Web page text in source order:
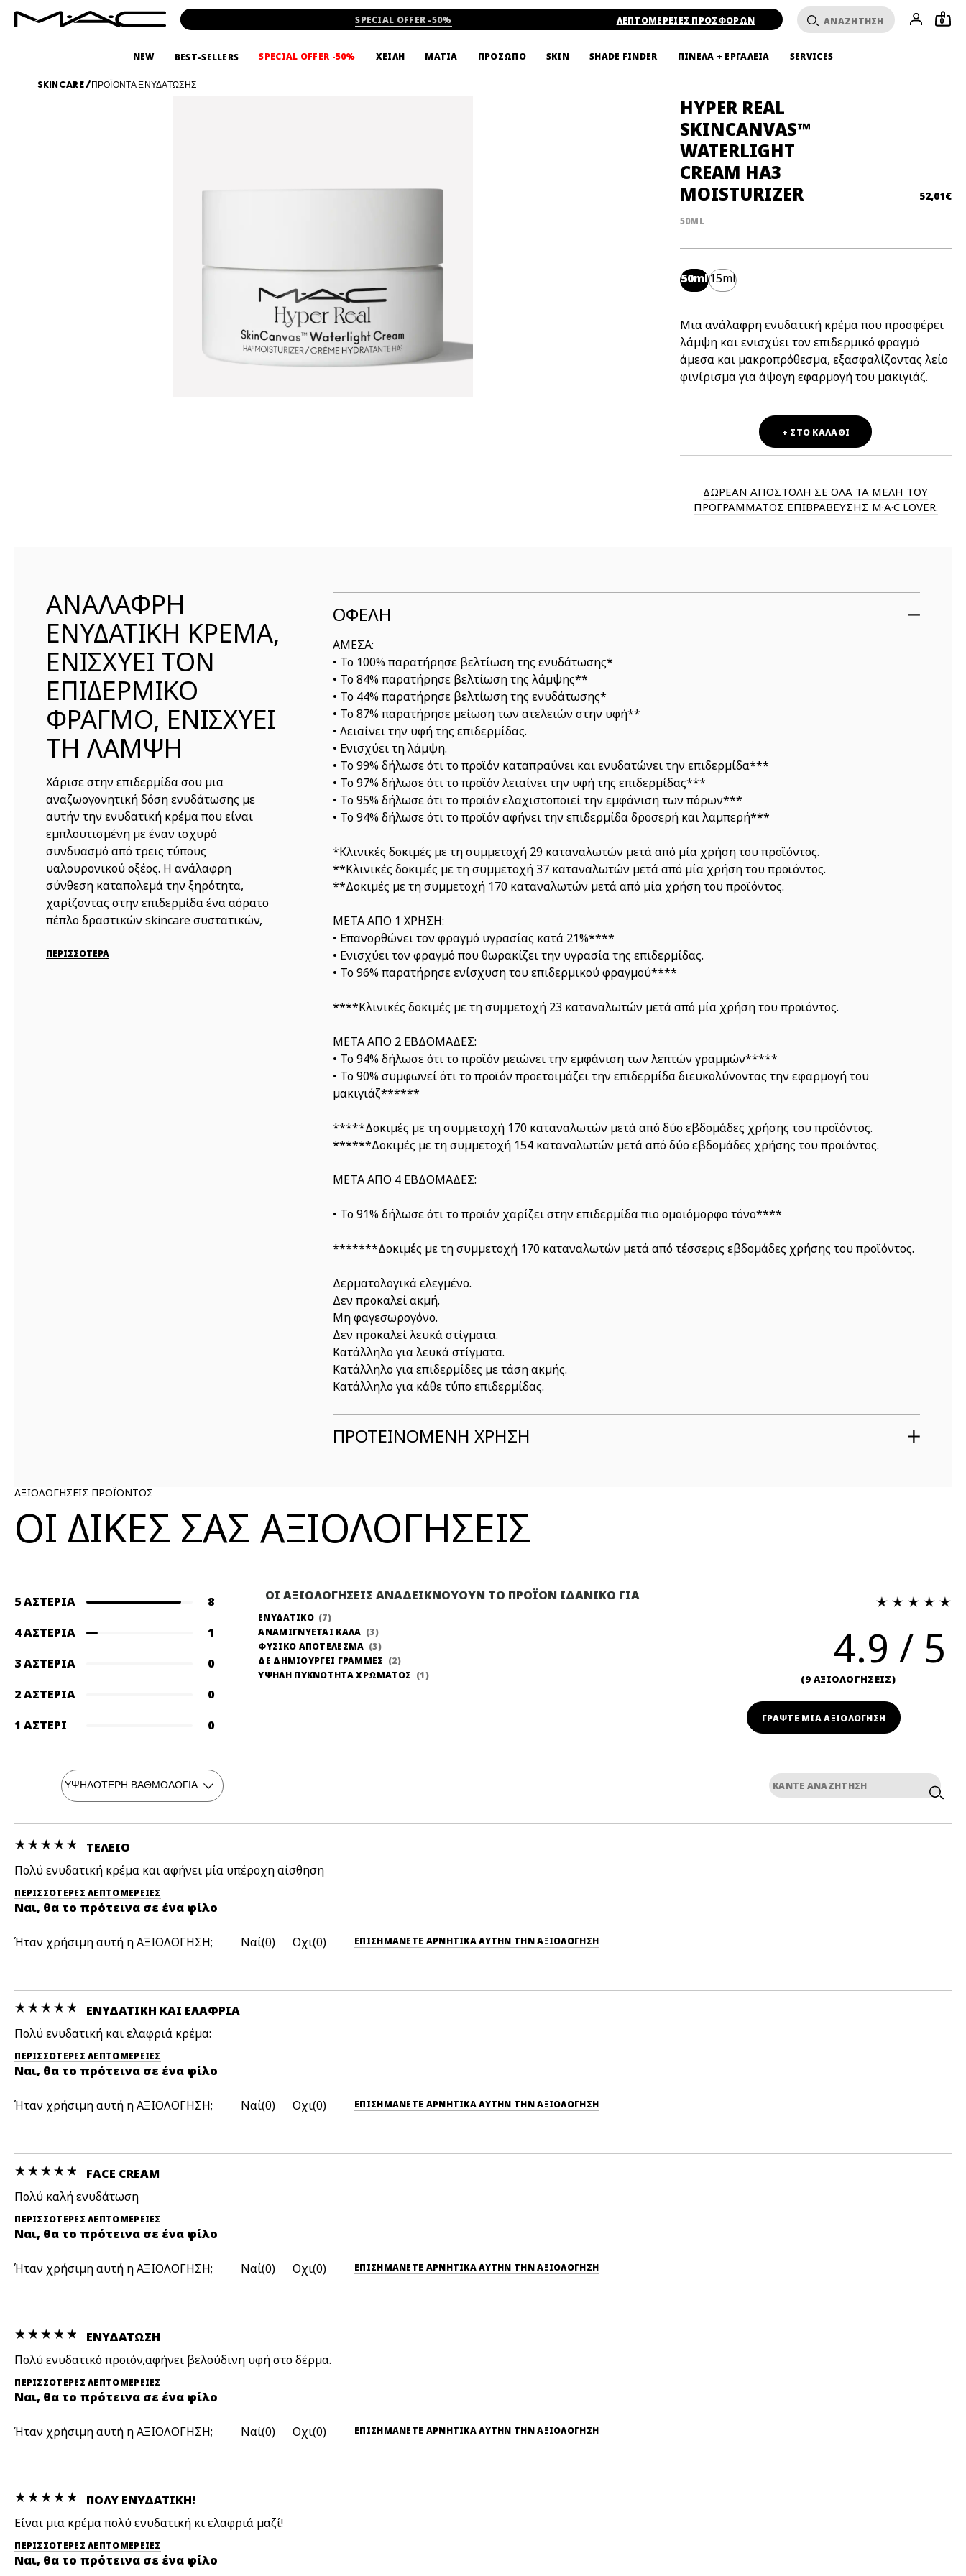
SPECIAL OFFER -50% ΛΕΠΤΟΜΕΡΕΙΕΣ ΠΡΟΣΦΟΡΩΝ 0
NEW BEST-SELLERS SPECIAL OFFER -50% ΧΕΙΛΗ ΜΑΤΙΑ ΠΡΟΣΩΠΟ SKIN SHADE FINDER ΠΙΝΕΛΑ + ΕΡΓΑΛΕΙΑ SERVICES
SKINCARE/ ΠΡΟΪΟΝΤΑ ΕΝΥΔΑΤΩΣΗΣ
HYPER REAL
SKINCANVAS™
WATERLIGHT
CREAM HA3
MOISTURIZER
52,01€
50ML
Μια ανάλαφρη ενυδατική κρέμα που προσφέρει
λάμψη και ενισχύει τον επιδερμικό φραγμό
άμεσα και μακροπρόθεσμα, εξασφαλίζοντας λείο
φινίρισμα για άψογη εφαρμογή του μακιγιάζ.
50ml15ml
+ ΣΤΟ ΚΑΛΑΘΙ
ΔΩΡΕΑΝ ΑΠΟΣΤΟΛΗ ΣΕ ΟΛΑ ΤΑ ΜΕΛΗ ΤΟΥ
ΠΡΟΓΡΑΜΜΑΤΟΣ ΕΠΙΒΡΑΒΕΥΣΗΣ M·A·C LOVER.
ΑΝΑΛΑΦΡΗ
ΕΝΥΔΑΤΙΚΗ ΚΡΕΜΑ,
ΕΝΙΣΧΥΕΙ ΤΟΝ
ΕΠΙΔΕΡΜΙΚΟ
ΦΡΑΓΜΟ, ΕΝΙΣΧΥΕΙ
ΤΗ ΛΑΜΨΗ
Χάρισε στην επιδερμίδα σου μια
αναζωογονητική δόση ενυδάτωσης με
αυτήν την ενυδατική κρέμα που είναι
εμπλουτισμένη με έναν ισχυρό
συνδυασμό από τρεις τύπους
υαλουρονικού οξέος. H ανάλαφρη
σύνθεση καταπολεμά την ξηρότητα,
χαρίζοντας στην επιδερμίδα ένα αόρατο
πέπλο δραστικών skincare συστατικών,
ΠΕΡΙΣΣΟΤΕΡΑ
ΟΦΕΛΗ
ΑΜΕΣΑ:
• Το 100% παρατήρησε βελτίωση της ενυδάτωσης*
• Το 84% παρατήρησε βελτίωση της λάμψης**
• Το 44% παρατήρησε βελτίωση της ενυδάτωσης*
• Το 87% παρατήρησε μείωση των ατελειών στην υφή**
• Λειαίνει την υφή της επιδερμίδας.
• Ενισχύει τη λάμψη.
• Το 99% δήλωσε ότι το προϊόν καταπραΰνει και ενυδατώνει την επιδερμίδα***
• Το 97% δήλωσε ότι το προϊόν λειαίνει την υφή της επιδερμίδας***
• Το 95% δήλωσε ότι το προϊόν ελαχιστοποιεί την εμφάνιση των πόρων***
• Το 94% δήλωσε ότι το προϊόν αφήνει την επιδερμίδα δροσερή και λαμπερή***
*Κλινικές δοκιμές με τη συμμετοχή 29 καταναλωτών μετά από μία χρήση του προϊόντος.
**Κλινικές δοκιμές με τη συμμετοχή 37 καταναλωτών μετά από μία χρήση του προϊόντος.
**Δοκιμές με τη συμμετοχή 170 καταναλωτών μετά από μία χρήση του προϊόντος.
ΜΕΤΑ ΑΠΟ 1 ΧΡΗΣΗ:
• Επανορθώνει τον φραγμό υγρασίας κατά 21%****
• Ενισχύει τον φραγμό που θωρακίζει την υγρασία της επιδερμίδας.
• Το 96% παρατήρησε ενίσχυση του επιδερμικού φραγμού****
****Κλινικές δοκιμές με τη συμμετοχή 23 καταναλωτών μετά από μία χρήση του προϊόντος.
ΜΕΤΑ ΑΠΟ 2 ΕΒΔΟΜΑΔΕΣ:
• Το 94% δήλωσε ότι το προϊόν μειώνει την εμφάνιση των λεπτών γραμμών*****
• Το 90% συμφωνεί ότι το προϊόν προετοιμάζει την επιδερμίδα διευκολύνοντας την εφαρμογή του
μακιγιάζ******
*****Δοκιμές με τη συμμετοχή 170 καταναλωτών μετά από δύο εβδομάδες χρήσης του προϊόντος.
******Δοκιμές με τη συμμετοχή 154 καταναλωτών μετά από δύο εβδομάδες χρήσης του προϊόντος.
ΜΕΤΑ ΑΠΟ 4 ΕΒΔΟΜΑΔΕΣ:
• Το 91% δήλωσε ότι το προϊόν χαρίζει στην επιδερμίδα πιο ομοιόμορφο τόνο****
*******Δοκιμές με τη συμμετοχή 170 καταναλωτών μετά από τέσσερις εβδομάδες χρήσης του προϊόντος.
Δερματολογικά ελεγμένο.
Δεν προκαλεί ακμή.
Μη φαγεσωρογόνο.
Δεν προκαλεί λευκά στίγματα.
Κατάλληλο για λευκά στίγματα.
Κατάλληλο για επιδερμίδες με τάση ακμής.
Κατάλληλο για κάθε τύπο επιδερμίδας.
ΠΡΟΤΕΙΝΟΜΕΝΗ ΧΡΗΣΗ
ΑΞΙΟΛΟΓΗΣΕΙΣ ΠΡΟΪΟΝΤΟΣ
ΟΙ ΔΙΚΕΣ ΣΑΣ ΑΞΙΟΛΟΓΗΣΕΙΣ
5 ΑΣΤΈΡΙΑ
8
4 ΑΣΤΈΡΙΑ
1
3 ΑΣΤΈΡΙΑ
0
2 ΑΣΤΈΡΙΑ
0
1 ΑΣΤΈΡΙ
0
ΟΙ ΑΞΙΟΛΟΓΗΣΕΙΣ ΑΝΑΔΕΙΚΝΟΥΟΥΝ ΤΟ ΠΡΟΪΟΝ ΙΔΑΝΙΚΟ ΓΙΑ
ΕΝΥΔΑΤΙΚΟ
7
ΑΝΑΜΙΓΝΥΕΤΑΙ ΚΑΛΑ
3
ΦΥΣΙΚΟ ΑΠΟΤΕΛΕΣΜΑ
3
ΔΕ ΔΗΜΙΟΥΡΓΕΙ ΓΡΑΜΜΕΣ
2
ΥΨΗΛΗ ΠΥΚΝΟΤΗΤΑ ΧΡΩΜΑΤΟΣ
1
4.9
9 ΑΞΙΟΛΟΓΗΣΕΙΣ
ΓΡΆΨΤΕ ΜΙΑ ΑΞΙΟΛΟΓΗΣΗ
ΤΈΛΕΙΟ
Πολύ ενυδατική κρέμα και αφήνει μία υπέροχη αίσθηση
ΠΕΡΙΣΣΌΤΕΡΕΣ ΛΕΠΤΟΜΈΡΕΙΕΣ
Ναι, θα το πρότεινα σε ένα φίλο
Ήταν χρήσιμη αυτή η ΑΞΙΟΛΟΓΗΣΗ; 0 0 ΕΠΙΣΗΜΆΝΕΤΕ ΑΡΝΗΤΙΚΆ ΑΥΤΉΝ ΤΗΝ ΑΞΙΟΛΟΓΗΣΗ
ΕΝΥΔΑΤΙΚΉ ΚΑΙ ΕΛΑΦΡΙΆ
Πολύ ενυδατική και ελαφριά κρέμα:
ΠΕΡΙΣΣΌΤΕΡΕΣ ΛΕΠΤΟΜΈΡΕΙΕΣ
Ναι, θα το πρότεινα σε ένα φίλο
Ήταν χρήσιμη αυτή η ΑΞΙΟΛΟΓΗΣΗ; 0 0 ΕΠΙΣΗΜΆΝΕΤΕ ΑΡΝΗΤΙΚΆ ΑΥΤΉΝ ΤΗΝ ΑΞΙΟΛΟΓΗΣΗ
FACE CREAM
Πολύ καλή ενυδάτωση
ΠΕΡΙΣΣΌΤΕΡΕΣ ΛΕΠΤΟΜΈΡΕΙΕΣ
Ναι, θα το πρότεινα σε ένα φίλο
Ήταν χρήσιμη αυτή η ΑΞΙΟΛΟΓΗΣΗ; 0 0 ΕΠΙΣΗΜΆΝΕΤΕ ΑΡΝΗΤΙΚΆ ΑΥΤΉΝ ΤΗΝ ΑΞΙΟΛΟΓΗΣΗ
ΕΝΥΔΆΤΩΣΗ
Πολύ ενυδατικό προιόν,αφήνει βελούδινη υφή στο δέρμα.
ΠΕΡΙΣΣΌΤΕΡΕΣ ΛΕΠΤΟΜΈΡΕΙΕΣ
Ναι, θα το πρότεινα σε ένα φίλο
Ήταν χρήσιμη αυτή η ΑΞΙΟΛΟΓΗΣΗ; 0 0 ΕΠΙΣΗΜΆΝΕΤΕ ΑΡΝΗΤΙΚΆ ΑΥΤΉΝ ΤΗΝ ΑΞΙΟΛΟΓΗΣΗ
ΠΟΛΎ ΕΝΥΔΑΤΙΚΉ!
Είναι μια κρέμα πολύ ενυδατική κι ελαφριά μαζί!
ΠΕΡΙΣΣΌΤΕΡΕΣ ΛΕΠΤΟΜΈΡΕΙΕΣ
Ναι, θα το πρότεινα σε ένα φίλο